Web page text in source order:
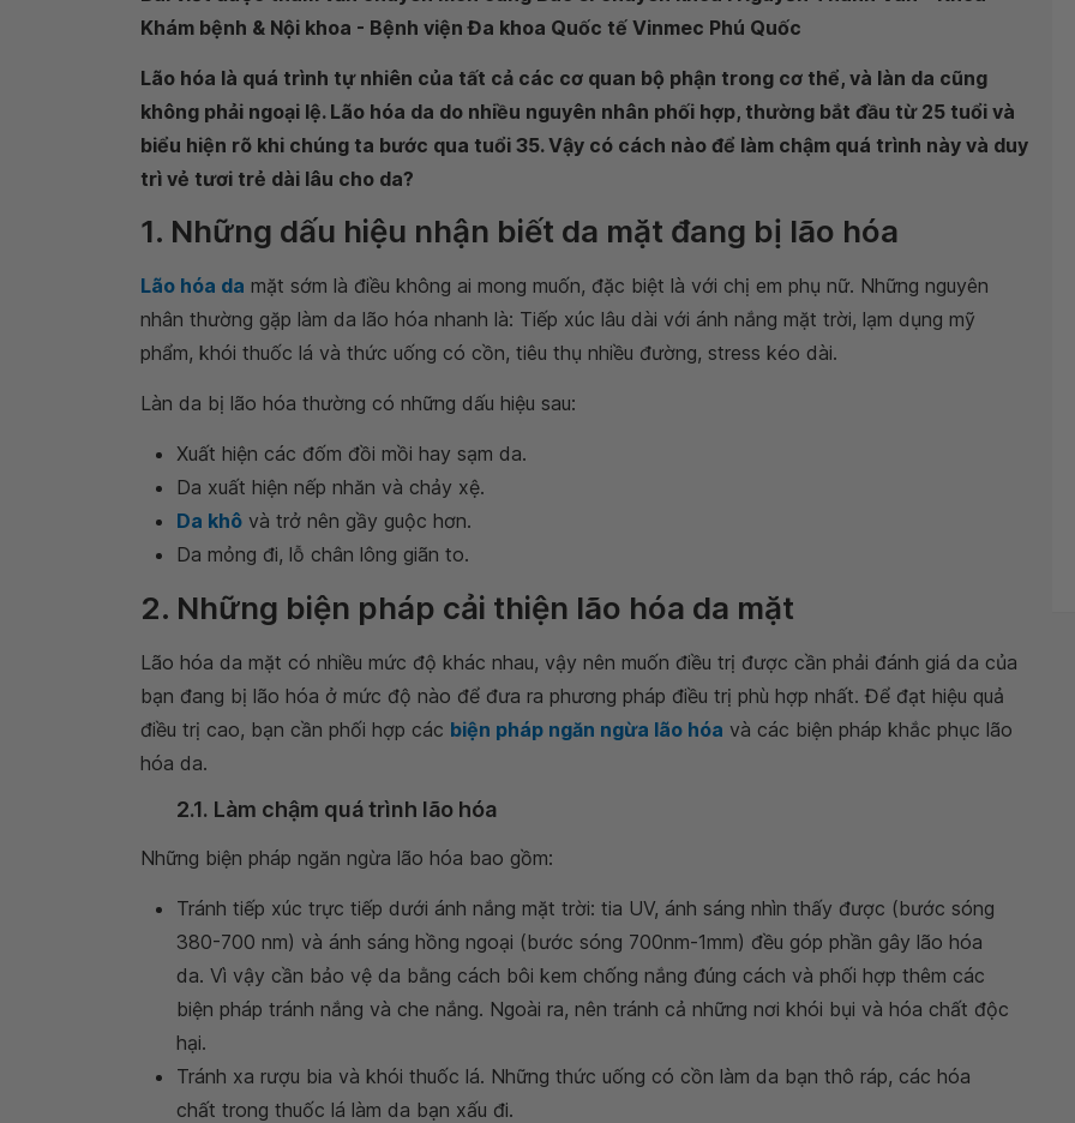
Khám bệnh & Nội khoa - Bệnh viện Đa khoa Quốc tế Vinmec Phú Quốc
Lão hóa là quá trình tự nhiên của tất cả các cơ quan bộ phận trong cơ thể, và làn da cũng
không phải ngoại lệ. Lão hóa da do nhiều nguyên nhân phối hợp, thường bắt đầu từ 25 tuổi và
biểu hiện rõ khi chúng ta bước qua tuổi 35. Vậy có cách nào để làm chậm quá trình này và duy
trì vẻ tươi trẻ dài lâu cho da?
1. Những dấu hiệu nhận biết da mặt đang bị lão hóa
Lão hóa da mặt sớm là điều không ai mong muốn, đặc biệt là với chị em phụ nữ. Những nguyên
nhân thường gặp làm da lão hóa nhanh là: Tiếp xúc lâu dài với ánh nắng mặt trời, lạm dụng mỹ
phẩm, khói thuốc lá và thức uống có cồn, tiêu thụ nhiều đường, stress kéo dài.
Làn da bị lão hóa thường có những dấu hiệu sau:
Xuất hiện các đốm đồi mồi hay sạm da.
Da xuất hiện nếp nhăn và chảy xệ.
Da khô và trở nên gầy guộc hơn.
Da mỏng đi, lỗ chân lông giãn to.
2. Những biện pháp cải thiện lão hóa da mặt
Lão hóa da mặt có nhiều mức độ khác nhau, vậy nên muốn điều trị được cần phải đánh giá da của
bạn đang bị lão hóa ở mức độ nào để đưa ra phương pháp điều trị phù hợp nhất. Để đạt hiệu quả
điều trị cao, bạn cần phối hợp các biện pháp ngăn ngừa lão hóa và các biện pháp khắc phục lão
hóa da.
2.1. Làm chậm quá trình lão hóa
Những biện pháp ngăn ngừa lão hóa bao gồm:
Tránh tiếp xúc trực tiếp dưới ánh nắng mặt trời: tia UV, ánh sáng nhìn thấy được (bước sóng
380-700 nm) và ánh sáng hồng ngoại (bước sóng 700nm-1mm) đều góp phần gây lão hóa
da. Vì vậy cần bảo vệ da bằng cách bôi kem chống nắng đúng cách và phối hợp thêm các
biện pháp tránh nắng và che nắng. Ngoài ra, nên tránh cả những nơi khói bụi và hóa chất độc
hại.
Tránh xa rượu bia và khói thuốc lá. Những thức uống có cồn làm da bạn thô ráp, các hóa
chất trong thuốc lá làm da bạn xấu đi.